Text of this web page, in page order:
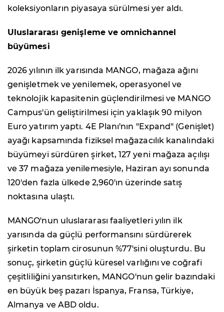
koleksiyonların piyasaya sürülmesi yer aldı.
Uluslararası genişleme ve omnichannel
büyümesi
2026 yılının ilk yarısında MANGO, mağaza ağını
genişletmek ve yenilemek, operasyonel ve
teknolojik kapasitenin güçlendirilmesi ve MANGO
Campus'ün geliştirilmesi için yaklaşık 90 milyon
Euro yatırım yaptı. 4E Planı'nın "Expand" (Genişlet)
ayağı kapsamında fiziksel mağazacılık kanalındaki
büyümeyi sürdüren şirket, 127 yeni mağaza açılışı
ve 37 mağaza yenilemesiyle, Haziran ayı sonunda
120'den fazla ülkede 2,960'ın üzerinde satış
noktasına ulaştı.
MANGO'nun uluslararası faaliyetleri yılın ilk
yarısında da güçlü performansını sürdürerek
şirketin toplam cirosunun %77'sini oluşturdu. Bu
sonuç, şirketin güçlü küresel varlığını ve coğrafi
çeşitliliğini yansıtırken, MANGO'nun gelir bazındaki
en büyük beş pazarı İspanya, Fransa, Türkiye,
Almanya ve ABD oldu.